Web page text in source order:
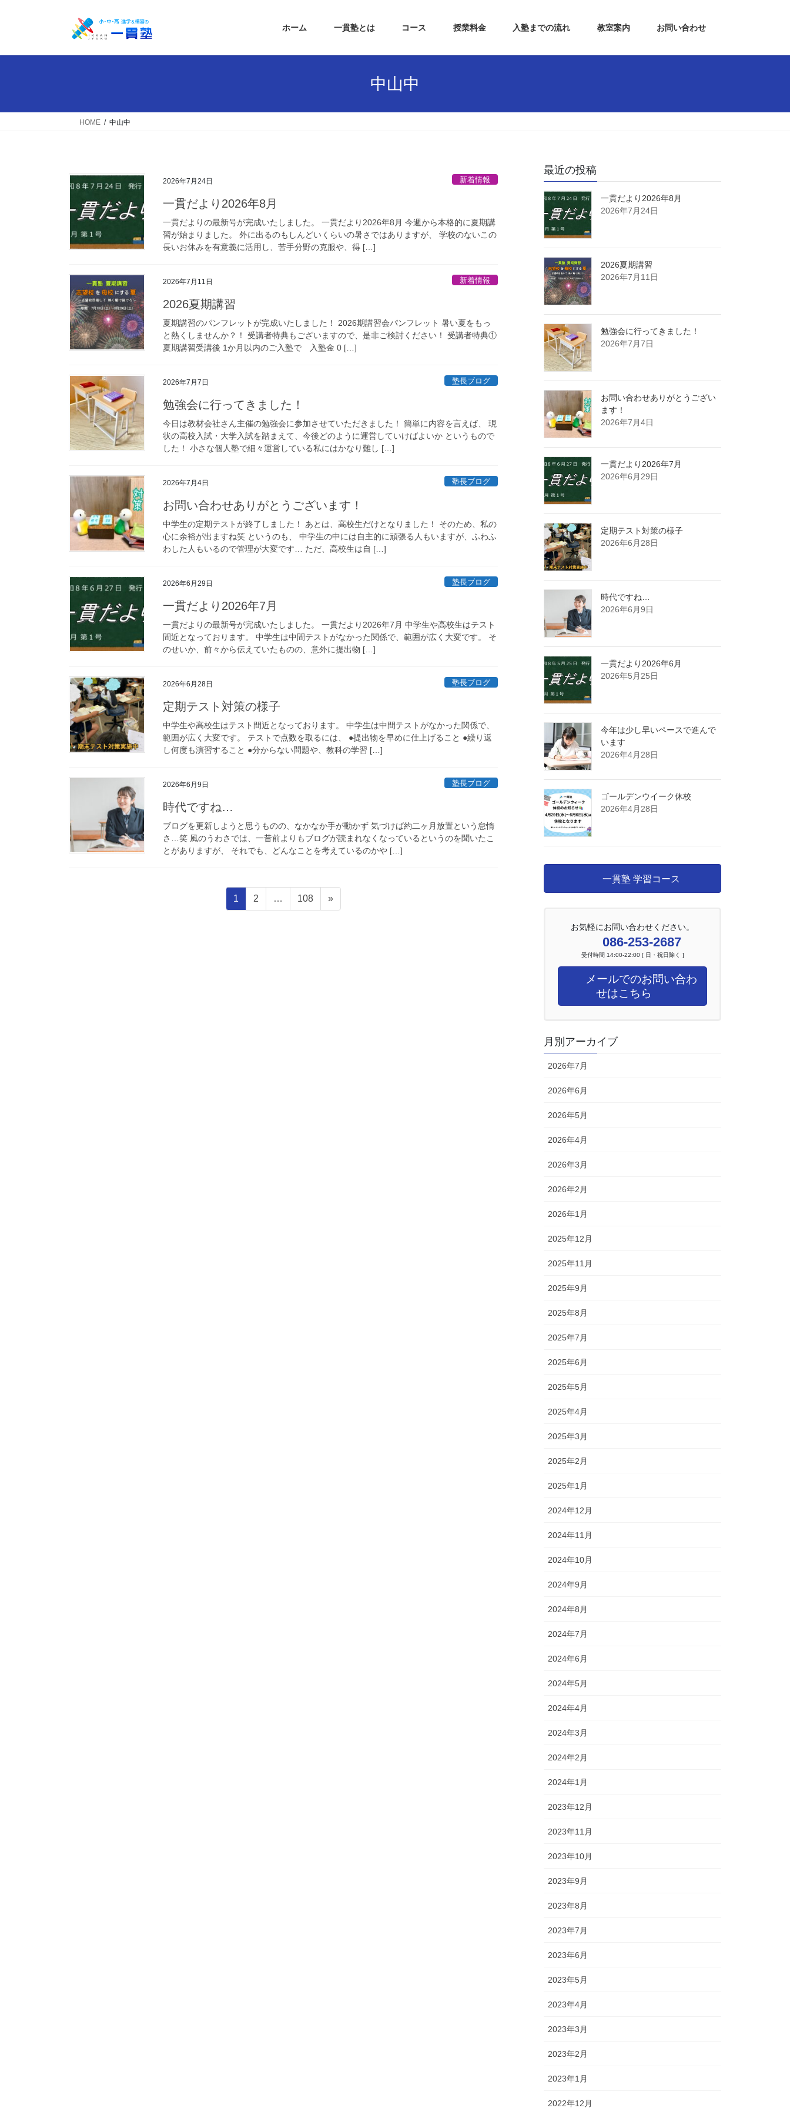
ホーム 一貫塾とは コース 授業料金 入塾までの流れ 教室案内 お問い合わせ
中山中
HOME 中山中
2026年7月24日 新着情報
一貫だより2026年8月
一貫だよりの最新号が完成いたしました。 一貫だより2026年8月 今週から本格的に夏期講
習が始まりました。 外に出るのもしんどいくらいの暑さではありますが、 学校のないこの
長いお休みを有意義に活用し、苦手分野の克服や、得 […]
2026年7月11日 新着情報
2026夏期講習
夏期講習のパンフレットが完成いたしました！ 2026期講習会パンフレット 暑い夏をもっ
と熱くしませんか？！ 受講者特典もございますので、是非ご検討ください！ 受講者特典①
夏期講習受講後 1か月以内のご入塾で 入塾金 0 […]
2026年7月7日 塾長ブログ
勉強会に行ってきました！
今日は教材会社さん主催の勉強会に参加させていただきました！ 簡単に内容を言えば、 現
状の高校入試・大学入試を踏まえて、今後どのように運営していけばよいか というもので
した！ 小さな個人塾で細々運営している私にはかなり難し […]
2026年7月4日 塾長ブログ
お問い合わせありがとうございます！
中学生の定期テストが終了しました！ あとは、高校生だけとなりました！ そのため、私の
心に余裕が出ますね笑 というのも、 中学生の中には自主的に頑張る人もいますが、ふわふ
わした人もいるので管理が大変です… ただ、高校生は自 […]
2026年6月29日 塾長ブログ
一貫だより2026年7月
一貫だよりの最新号が完成いたしました。 一貫だより2026年7月 中学生や高校生はテスト
間近となっております。 中学生は中間テストがなかった関係で、範囲が広く大変です。 そ
のせいか、前々から伝えていたものの、意外に提出物 […]
2026年6月28日 塾長ブログ
定期テスト対策の様子
中学生や高校生はテスト間近となっております。 中学生は中間テストがなかった関係で、
範囲が広く大変です。 テストで点数を取るには、 ●提出物を早めに仕上げること ●繰り返
し何度も演習すること ●分からない問題や、教科の学習 […]
2026年6月9日 塾長ブログ
時代ですね…
ブログを更新しようと思うものの、なかなか手が動かず 気づけば約二ヶ月放置という怠惰
さ…笑 風のうわさでは、一昔前よりもブログが読まれなくなっているというのを聞いたこ
とがありますが、 それでも、どんなことを考えているのかや […]
固
定
1
固
定
2 …
固
定
108 »
最近の投稿
一貫だより2026年8月
2026年7月24日
2026夏期講習
2026年7月11日
勉強会に行ってきました！
2026年7月7日
お問い合わせありがとうござい
ます！
2026年7月4日
一貫だより2026年7月
2026年6月29日
定期テスト対策の様子
2026年6月28日
時代ですね…
2026年6月9日
一貫だより2026年6月
2026年5月25日
今年は少し早いペースで進んで
います
2026年4月28日
ゴールデンウイーク休校
2026年4月28日
一貫塾 学習コース
お気軽にお問い合わせください。
086-253-2687
受付時間 14:00-22:00 [ 日・祝日除く ]
メールでのお問い合わ
せはこちら
月別アーカイブ
2026年7月
2026年6月
2026年5月
2026年4月
2026年3月
2026年2月
2026年1月
2025年12月
2025年11月
2025年9月
2025年8月
2025年7月
2025年6月
2025年5月
2025年4月
2025年3月
2025年2月
2025年1月
2024年12月
2024年11月
2024年10月
2024年9月
2024年8月
2024年7月
2024年6月
2024年5月
2024年4月
2024年3月
2024年2月
2024年1月
2023年12月
2023年11月
2023年10月
2023年9月
2023年8月
2023年7月
2023年6月
2023年5月
2023年4月
2023年3月
2023年2月
2023年1月
2022年12月